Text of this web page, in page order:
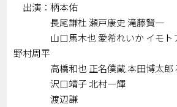
出演：柄本佑
長尾謙杜 瀬戸康史 滝藤賢一
山口馬木也 愛希れいか イモトア
野村周平
高橋和也 正名僕蔵 本田博太郎
沢口靖子 北村一輝
渡辺謙